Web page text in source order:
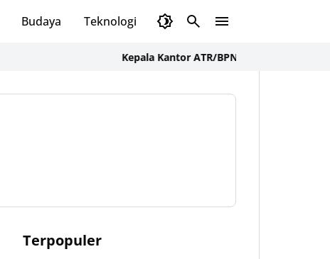
Budaya Teknologi Olahraga
Kepala Kantor ATR/BPN Sumbawa Barat
Terpopuler